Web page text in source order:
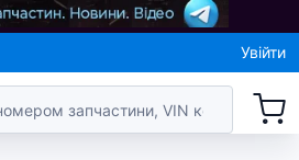
Увійти